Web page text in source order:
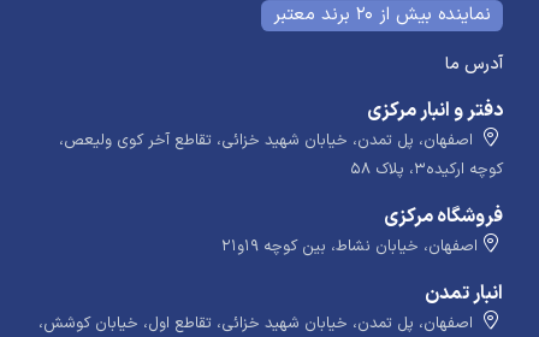
نماینده بیش از 20 برند معتبر
آدرس ما
دفتر و انبار مرکزی
اصفهان، پل تمدن، خیابان شهید خزائی، تقاطع آخر کوی ولیعص،
کوچه ارکیده۳، پلاک ۵۸
فروشگاه مرکزی
اصفهان، خیابان نشاط، بین کوچه ۱۹و۲۱
انبار تمدن
اصفهان، پل تمدن، خیابان شهید خزائی، تقاطع اول، خیابان کوشش،